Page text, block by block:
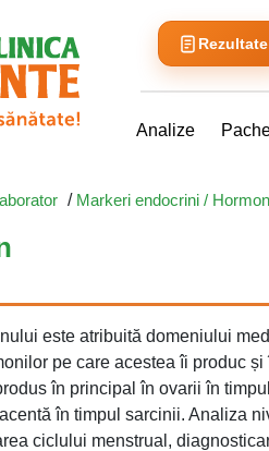
Rezultate
Analize
/ Markeri endocrini /
este atribuită domeniului
pe care acestea îi produc
în principal în ovarii în
în timpul sarcinii. Analiza
ciclului menstrual,